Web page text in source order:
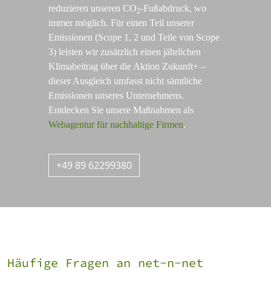
reduzieren unseren CO2-Fußabdruck, wo
immer möglich. Für einen Teil unserer
Emissionen (Scope 1, 2 und Teile von Scope
3) leisten wir zusätzlich einen jährlichen
Klimabeitrag über die Aktion Zukunft+ –
dieser Ausgleich umfasst nicht sämtliche
Emissionen unseres Unternehmens.
Entdecken Sie unsere Maßnahmen als
Webagentur für nachhaltige Firmen.
+49 89 62299380
Häufige Fragen an net-n-net